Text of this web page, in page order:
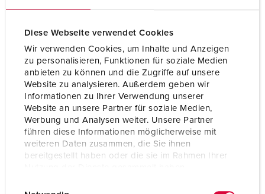
Diese Webseite verwendet Cookies
Wir verwenden Cookies, um Inhalte und Anzeigen
zu personalisieren, Funktionen für soziale Medien
anbieten zu können und die Zugriffe auf unsere
Website zu analysieren. Außerdem geben wir
Informationen zu Ihrer Verwendung unserer
Website an unsere Partner für soziale Medien,
Werbung und Analysen weiter. Unsere Partner
führen diese Informationen möglicherweise mit
weiteren Daten zusammen, die Sie ihnen
bereitgestellt haben oder die sie im Rahmen Ihrer
Shutter No
Weight 310 g
Certifications
EAC
CQC